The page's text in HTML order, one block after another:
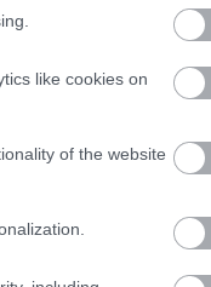
like cookies on
of the website
mexikóvárosi